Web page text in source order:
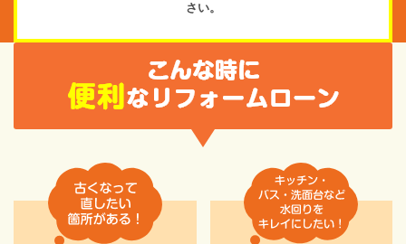
さい。